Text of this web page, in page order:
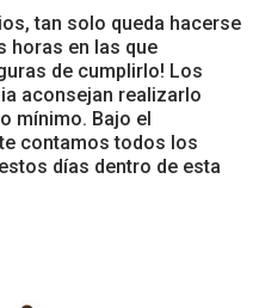
tan solo queda hacerse
horas en las que
de cumplirlo! Los
aconsejan realizarlo
mínimo. Bajo el
contamos todos los
días dentro de esta